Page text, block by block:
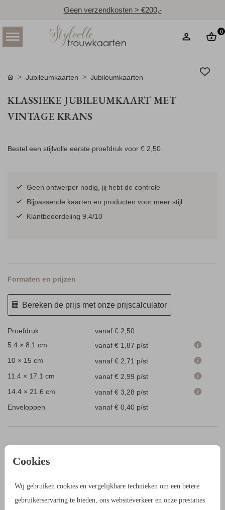
Geen verzendkosten > €200,-
0
Cookies
Wij gebruiken cookies en vergelijkbare technieken om een betere
gebruikerservaring te bieden, ons websiteverkeer en onze prestaties
Jubileumkaarten Jubileumkaarten
KLASSIEKE JUBILEUMKAART MET
VINTAGE KRANS
Bestel een stijlvolle eerste proefdruk voor € 2,50.
Geen ontwerper nodig, jij hebt de controle
Bijpassende kaarten en producten voor meer stijl
Klantbeoordeling 9.4/10
Formaten en prijzen
Bereken de prijs met onze prijscalculator
Proefdruk
vanaf € 2,50
5.4 × 8.1 cm
vanaf € 1,87 p/st
10 × 15 cm
vanaf € 2,71 p/st
11.4 × 17.1 cm
vanaf € 2,99 p/st
14.4 × 21.6 cm
vanaf € 3,28 p/st
Enveloppen
vanaf € 0,40 p/st
Hebben jullie binnenkort een huwelijksjubileum te vieren?
Bestel dan een jubileumkaart om vrienden en familie uit te